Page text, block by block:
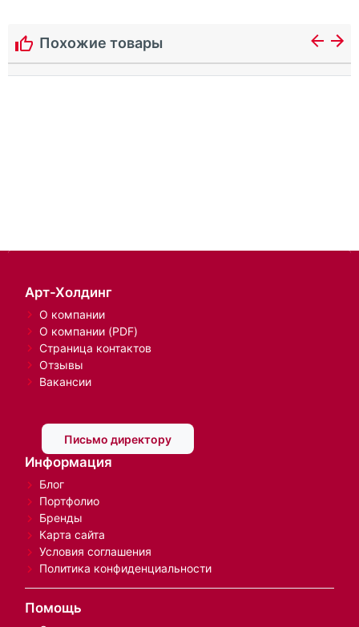
Похожие товары
Арт-Холдинг
О компании
О компании (PDF)
Страница контактов
Отзывы
Вакансии
Письмо директору
Информация
Блог
Портфолио
Бренды
Карта сайта
Условия соглашения
Политика конфиденциальности
Помощь